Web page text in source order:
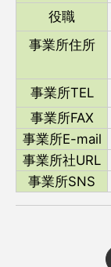
役職
事業所住所
事業所TEL
事業所FAX
事業所E-mail
事業所社URL
事業所SNS